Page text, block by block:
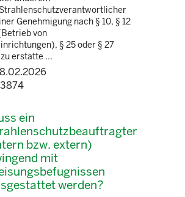
Genehmigung nach § 10, § 12
von
§ 25 oder § 27
erstatte ...
ein
bzw. extern)
mit
werden?